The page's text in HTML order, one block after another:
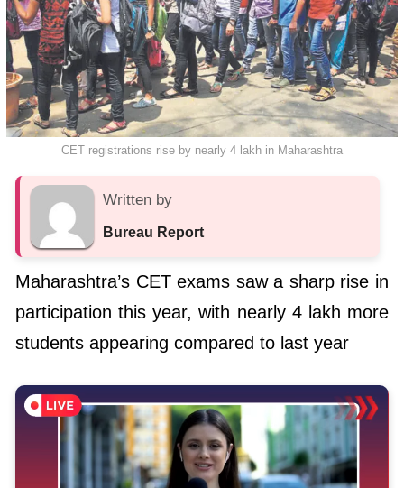
CET registrations rise by nearly 4 lakh in Maharashtra
Written by
Bureau Report
Maharashtra’s CET exams saw a sharp rise in
participation this year, with nearly 4 lakh more
students appearing compared to last year